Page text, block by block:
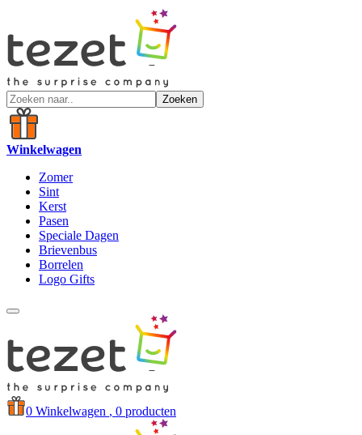
Zoeken
Winkelwagen
Zomer
Sint
Kerst
Pasen
Speciale Dagen
Brievenbus
Borrelen
Logo Gifts
0 Winkelwagen , 0 producten